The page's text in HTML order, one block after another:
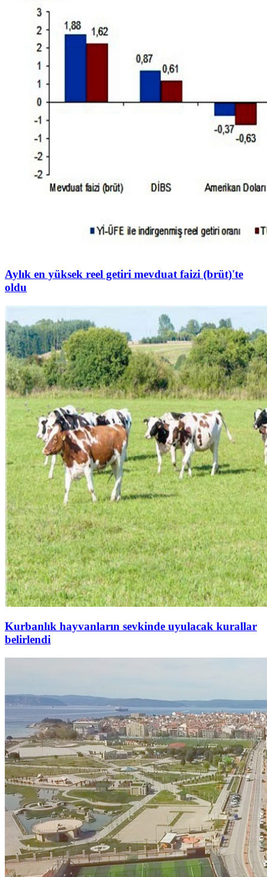
Aylık en yüksek reel getiri mevduat faizi (brüt)'te
oldu
Kurbanlık hayvanların sevkinde uyulacak kurallar
belirlendi